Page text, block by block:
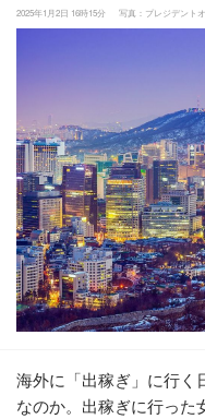
2025年1月2日 16時15分 写真：プレジデント
海外に「出稼ぎ」に行く
なのか。出稼ぎに行った